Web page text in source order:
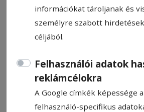
információkat tároljanak és
személyre szabott
céljából.
Felhasználói adatok
reklámcélokra
A Google címkék képessége
felhasználó-specifikus
Faépítészet,